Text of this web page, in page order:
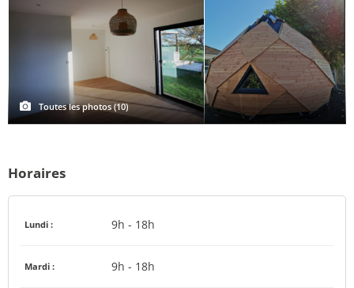
Toutes les photos (10)
Horaires
Lundi : 9h - 18h
Mardi : 9h - 18h